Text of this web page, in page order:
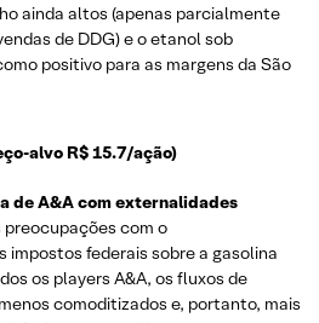
ainda altos (apenas parcialmente
de DDG) e o etanol sob
positivo para as margens da São
alvo R$ 15.7/ação)
de A&A com externalidades
preocupações com o
impostos federais sobre a gasolina
os players A&A, os fluxos de
comoditizados e, portanto, mais